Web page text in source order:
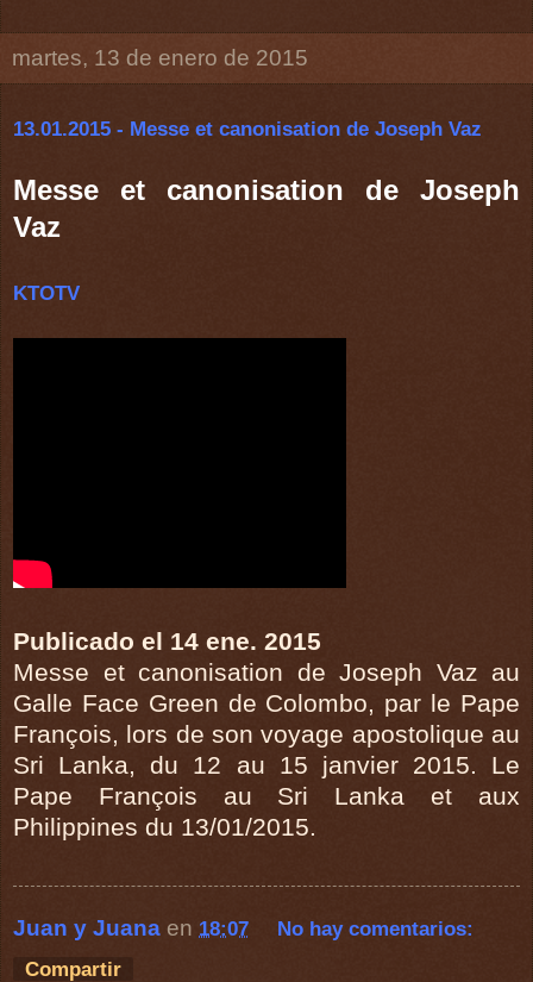
martes, 13 de enero de 2015
13.01.2015 - Messe et canonisation de Joseph Vaz
Messe et canonisation de Joseph
Vaz
KTOTV
Publicado el 14 ene. 2015
Messe et canonisation de Joseph Vaz au
Galle Face Green de Colombo, par le Pape
François, lors de son voyage apostolique au
Sri Lanka, du 12 au 15 janvier 2015. Le
Pape François au Sri Lanka et aux
Philippines du 13/01/2015.
Juan y Juana en 18:07
No hay comentarios:
Compartir